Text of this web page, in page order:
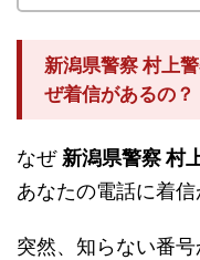
新潟県警察 村上
ぜ着信があるの？
なぜ新潟県警察 村
あなたの電話に着
突然、知らない番